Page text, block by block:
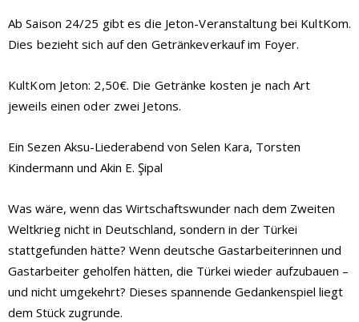
Ab Saison 24/25 gibt es die Jeton-Veranstaltung bei KultKom.
Dies bezieht sich auf den Getränkeverkauf im Foyer.
KultKom Jeton: 2,50€. Die Getränke kosten je nach Art
jeweils einen oder zwei Jetons.
Ein Sezen Aksu-Liederabend von Selen Kara, Torsten
Kindermann und Akin E. Şipal
Was wäre, wenn das Wirtschaftswunder nach dem Zweiten
Weltkrieg nicht in Deutschland, sondern in der Türkei
stattgefunden hätte? Wenn deutsche Gastarbeiterinnen und
Gastarbeiter geholfen hätten, die Türkei wieder aufzubauen –
und nicht umgekehrt? Dieses spannende Gedankenspiel liegt
dem Stück zugrunde.